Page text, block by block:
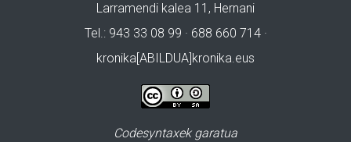
Larramendi kalea 11, Hernani
Tel.: 943 33 08 99 · 688 660 714 ·
kronika[ABILDUA]kronika.eus
Codesyntaxek garatua